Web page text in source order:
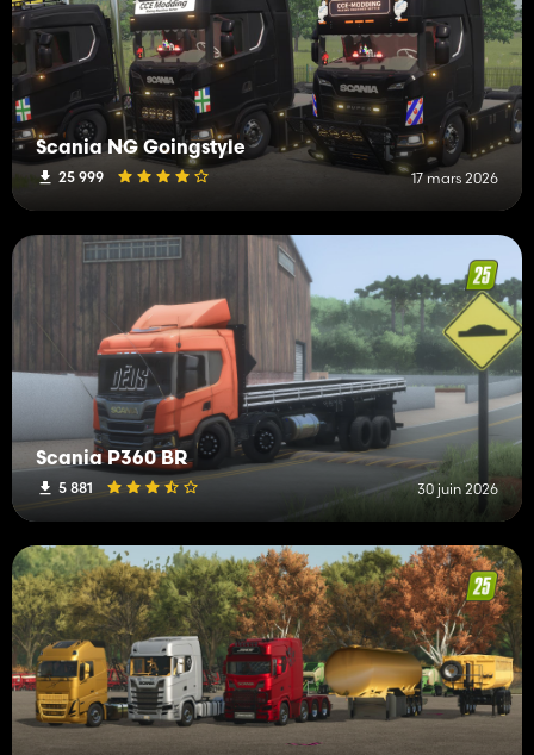
Scania NG Goingstyle
25 999 17 mars 2026
Scania P360 BR
5 881 30 juin 2026